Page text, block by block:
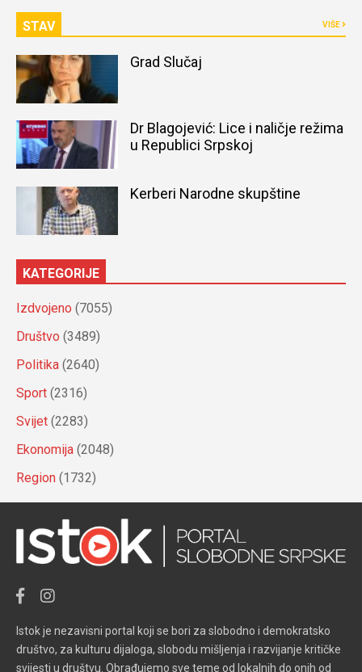
STAV VIŠE
Grad Slučaj
Dr Blagojević: Lice i naličje režima
u Republici Srpskoj
Kerberi Narodne skupštine
KATEGORIJE
Izdvojeno (7055)
Društvo (3489)
Politika (2640)
Sport (2316)
Svijet (2283)
Ekonomija (2048)
Region (1732)
Istok je nezavisni portal koji se bori za slobodno i demokratsko
društvo, za kulturu dijaloga, slobodu mišljenja i razvijanje kritičke
svijesti u društvu. Obrađujemo sve teme od lokalnih do onih od